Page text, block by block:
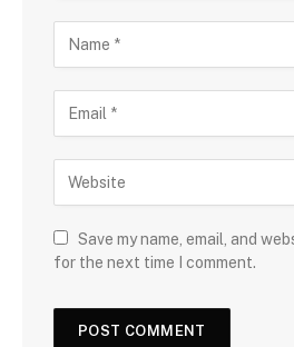
Save my name, email, and
for the next time I comment.